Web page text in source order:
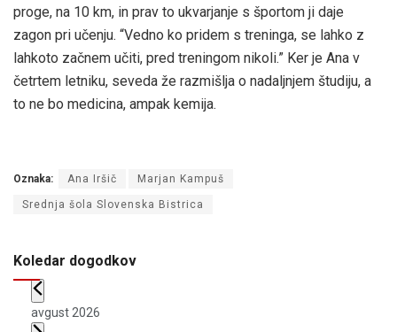
proge, na 10 km, in prav to ukvarjanje s športom ji daje
zagon pri učenju. “Vedno ko pridem s treninga, se lahko z
lahkoto začnem učiti, pred treningom nikoli.” Ker je Ana v
četrtem letniku, seveda že razmišlja o nadaljnjem študiju, a
to ne bo medicina, ampak kemija.
Oznaka: Ana Iršič Marjan Kampuš
Srednja šola Slovenska Bistrica
Koledar dogodkov
avgust 2026